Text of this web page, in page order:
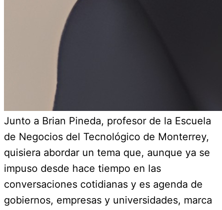
Junto a Brian Pineda, profesor de la Escuela
de Negocios del Tecnológico de Monterrey,
quisiera abordar un tema que, aunque ya se
impuso desde hace tiempo en las
conversaciones cotidianas y es agenda de
gobiernos, empresas y universidades, marca